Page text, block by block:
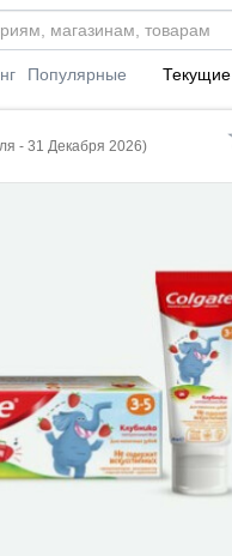
Популярные Текущие
- 31 Декабря 2026)